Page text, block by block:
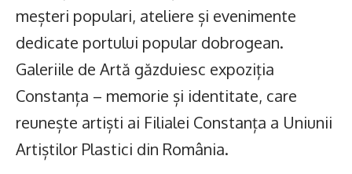
meșteri populari, ateliere și evenimente
dedicate portului popular dobrogean.
Galeriile de Artă găzduiesc expoziția
Constanța – memorie și identitate, care
reunește artiști ai Filialei Constanța a Uniunii
Artiștilor Plastici din România.